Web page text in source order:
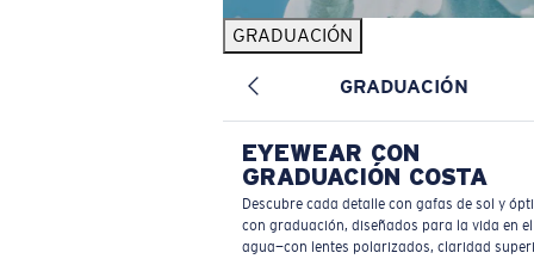
GRADUACIÓN
GRADUACIÓN
EYEWEAR CON
GRADUACIÓN COSTA
Descubre cada detalle con gafas de sol y
con graduación, diseñados para la vida en el
agua—con lentes polarizados, claridad